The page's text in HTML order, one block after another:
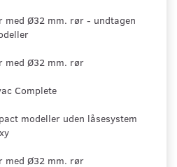
med Ø32 mm. rør - undtagen
med Ø32 mm. rør
Complete
modeller uden låsesystem
med Ø32 mm. rør